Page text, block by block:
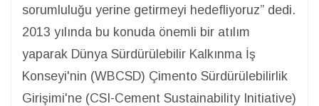
sorumluluğu yerine getirmeyi hedefliyoruz” dedi.
2013 yılında bu konuda önemli bir atılım
yaparak Dünya Sürdürülebilir Kalkınma İş
Konseyi'nin (WBCSD) Çimento Sürdürülebilirlik
Girişimi'ne (CSI-Cement Sustainability Initiative)